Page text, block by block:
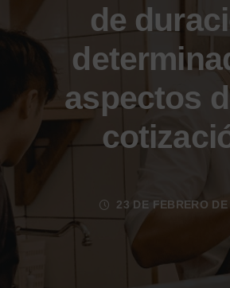
de
aspectos
23 DE FEBRERO DE